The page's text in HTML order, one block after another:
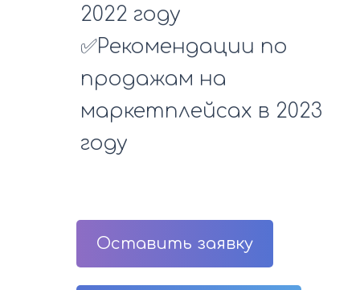
2022 году
✅Рекомендации по
продажам на
маркетплейсах в 2023
году
Оставить заявку